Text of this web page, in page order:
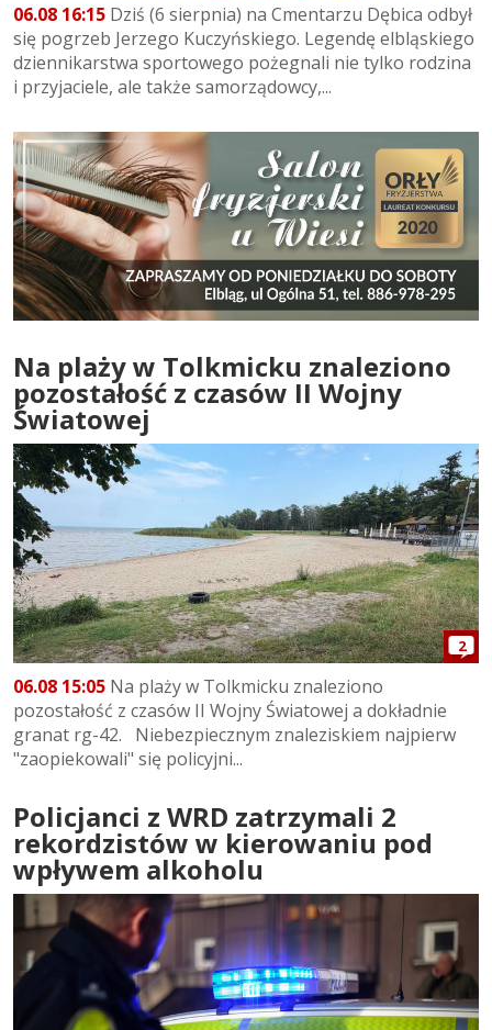
06.08 16:15 Dziś (6 sierpnia) na Cmentarzu Dębica odbył
się pogrzeb Jerzego Kuczyńskiego. Legendę elbląskiego
dziennikarstwa sportowego pożegnali nie tylko rodzina
i przyjaciele, ale także samorządowcy,...
Na plaży w Tolkmicku znaleziono
pozostałość z czasów II Wojny
Światowej
2
06.08 15:05 Na plaży w Tolkmicku znaleziono
pozostałość z czasów II Wojny Światowej a dokładnie
granat rg-42. Niebezpiecznym znaleziskiem najpierw
"zaopiekowali" się policyjni...
Policjanci z WRD zatrzymali 2
rekordzistów w kierowaniu pod
wpływem alkoholu